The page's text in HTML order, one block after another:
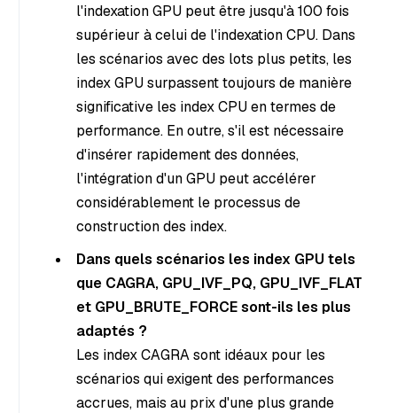
l'indexation GPU peut être jusqu'à 100 fois
supérieur à celui de l'indexation CPU. Dans
les scénarios avec des lots plus petits, les
index GPU surpassent toujours de manière
significative les index CPU en termes de
performance. En outre, s'il est nécessaire
d'insérer rapidement des données,
l'intégration d'un GPU peut accélérer
considérablement le processus de
construction des index.
Dans quels scénarios les index GPU tels
que CAGRA, GPU_IVF_PQ, GPU_IVF_FLAT
et GPU_BRUTE_FORCE sont-ils les plus
adaptés ?
Les index CAGRA sont idéaux pour les
scénarios qui exigent des performances
accrues, mais au prix d'une plus grande